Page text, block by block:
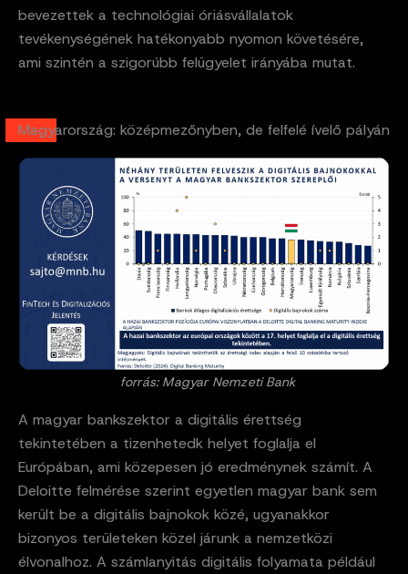
bevezettek a technológiai óriásvállalatok
tevékenységének hatékonyabb nyomon követésére,
ami szintén a szigorúbb felügyelet irányába mutat.
Magyarország: középmezőnyben, de felfelé ívelő pályán
forrás: Magyar Nemzeti Bank
A magyar bankszektor a digitális érettség
tekintetében a tizenhetedk helyet foglalja el
Európában, ami közepesen jó eredménynek számít. A
Deloitte felmérése szerint egyetlen magyar bank sem
került be a digitális bajnokok közé, ugyanakkor
bizonyos területeken közel járunk a nemzetközi
élvonalhoz. A számlanyitás digitális folyamata például